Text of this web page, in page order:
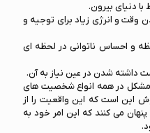
وقت و انرژی زیاد برای توجیه و
و احساس ناتوانی در لحظه ای
مشکل در همه انواع شخصیت های
است که این واقعیت را از
می کنند که این امر خود به